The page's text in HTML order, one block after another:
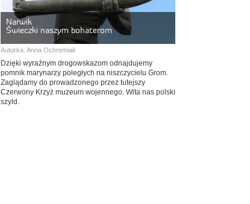
Narwik
Świeczki naszym bohaterom
Autorka: Anna Ochremiak
Dzięki wyraźnym drogowskazom odnajdujemy
pomnik marynarzy poległych na niszczycielu Grom.
Zaglądamy do prowadzonego przez tutejszy
Czerwony Krzyż muzeum wojennego. Wita nas polski
szyld.